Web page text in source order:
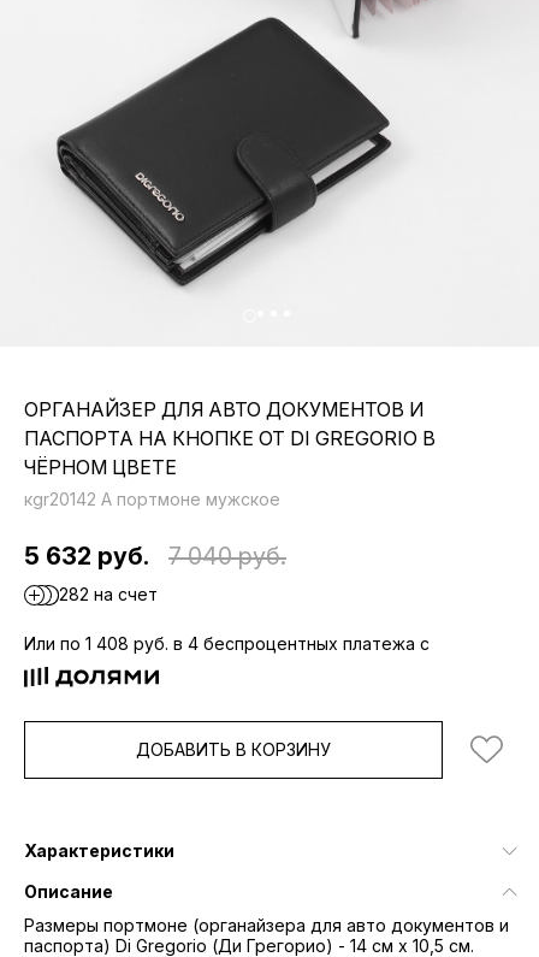
ОРГАНАЙЗЕР ДЛЯ АВТО ДОКУМЕНТОВ И
ПАСПОРТА НА КНОПКЕ ОТ DI GREGORIO В
ЧЁРНОМ ЦВЕТЕ
кgr20142 A портмоне мужское
5 632 руб. 7 040 руб.
282 на счет
Или по 1 408 руб. в 4 беспроцентных платежа с
ДОБАВИТЬ В КОРЗИНУ
Характеристики
Описание
Размеры портмоне (органайзера для авто документов и
паспорта) Di Gregorio (Ди Грегорио) - 14 см х 10,5 см.